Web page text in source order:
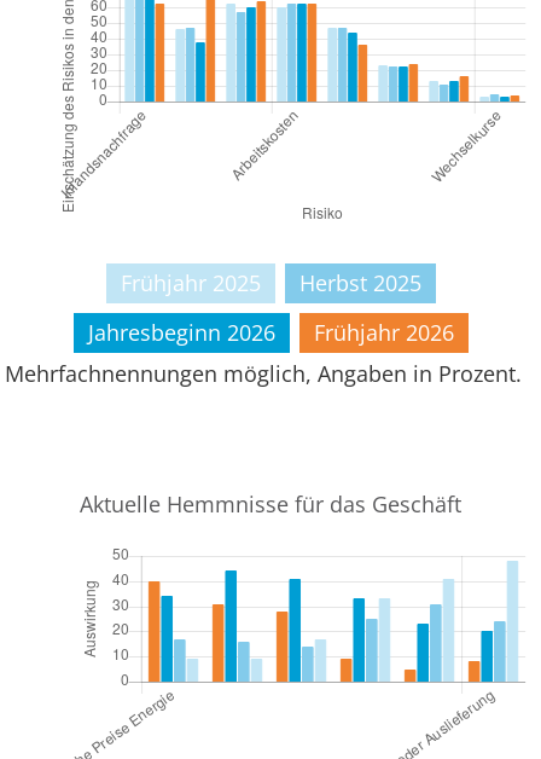
Frühjahr 2025
Herbst 2025
Jahresbeginn 2026
Frühjahr 2026
Mehrfachnennungen möglich, Angaben in Prozent.
Aktuelle Hemmnisse für das Geschäft